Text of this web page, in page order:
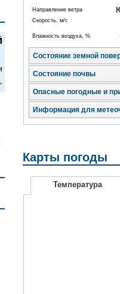
Направление ветра
Скорость, м/с
Влажность воздуха, %
Состояние земной
Состояние почвы
Опасные погодные и
Информация для
Карты погоды
Температура